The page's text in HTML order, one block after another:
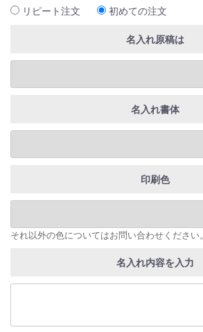
リピート注文 初めての注文
名入れ原稿は
名入れ書体
印刷色
それ以外の色についてはお問い合わせください。
名入れ内容を入力